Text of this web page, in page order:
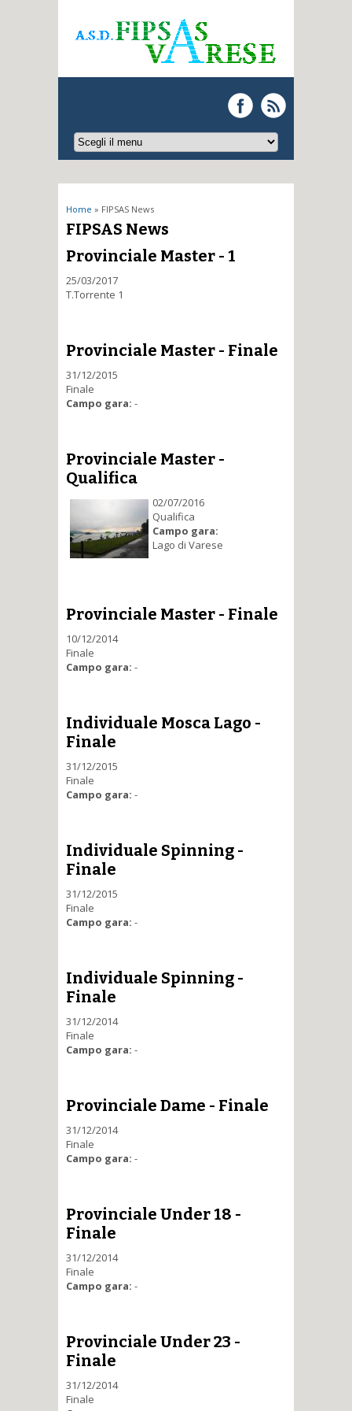
Tu sei qui
Home » FIPSAS News
FIPSAS News
Provinciale Master - 1
25/03/2017
T.Torrente 1
Provinciale Master - Finale
31/12/2015
Finale
Campo gara: -
Provinciale Master -
Qualifica
02/07/2016
Qualifica
Campo gara:
Lago di Varese
Provinciale Master - Finale
10/12/2014
Finale
Campo gara: -
Individuale Mosca Lago -
Finale
31/12/2015
Finale
Campo gara: -
Individuale Spinning -
Finale
31/12/2015
Finale
Campo gara: -
Individuale Spinning -
Finale
31/12/2014
Finale
Campo gara: -
Provinciale Dame - Finale
31/12/2014
Finale
Campo gara: -
Provinciale Under 18 -
Finale
31/12/2014
Finale
Campo gara: -
Provinciale Under 23 -
Finale
31/12/2014
Finale